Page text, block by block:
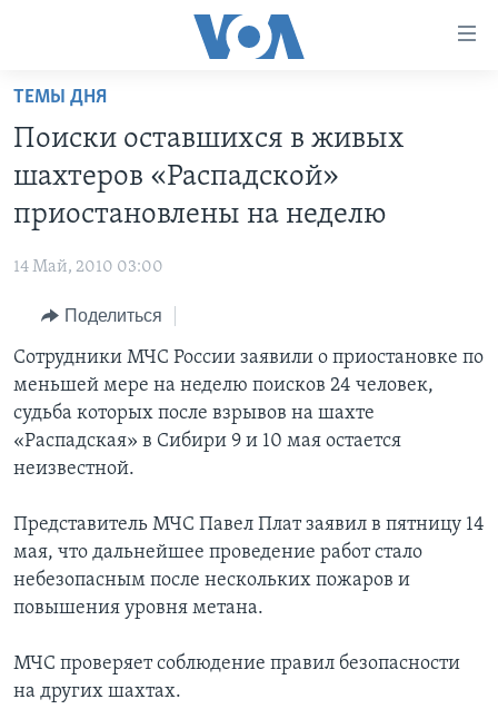
Перейти
основной
контент
основной
Перейти
поиск
ИТОГИ
ПОЧЕМУ ЭТО ВАЖНО?
ДИСКУССИЯ VOA
ДЕТАЛИ
НЬЮ-ЙОРК NEW YORK
АМЕРИКА. БОЛЬШОЕ ПУТЕШЕСТВИЕ
ПРОЕКТЫ
НАША АМЕРИКАНСКАЯ ИСТОРИЯ
А КАК В АМЕРИКЕ?
АРТЕФАКТЫ
АМЕРИКАНСКИЕ ГОРОДКИ
ТЕСТЫ
ИНТЕРВЬЮ
ФАКТЫ ПРОТИВ ФЕЙКОВ
ЗА СВОБОДУ ПРЕССЫ
УЧИМ АНГЛИЙСКИЙ
ВИДЕО
ПОДПИСКА НА НОВОСТИ
Learning English
Языки
ТЕМЫ ДНЯ
Поиски оставшихся в живых
шахтеров «Распадской»
приостановлены на неделю
14 Май, 2010 03:00
Поделиться
Сотрудники МЧС России заявили о приостановке по
меньшей мере на неделю поисков 24 человек,
судьба которых после взрывов на шахте
«Распадская» в Сибири 9 и 10 мая остается
неизвестной.
Представитель МЧС Павел Плат заявил в пятницу 14
мая, что дальнейшее проведение работ стало
небезопасным после нескольких пожаров и
повышения уровня метана.
МЧС проверяет соблюдение правил безопасности
на других шахтах.